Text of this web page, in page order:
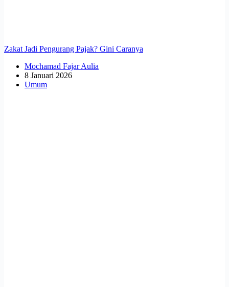
Zakat Jadi Pengurang Pajak? Gini Caranya
Mochamad Fajar Aulia
8 Januari 2026
Umum